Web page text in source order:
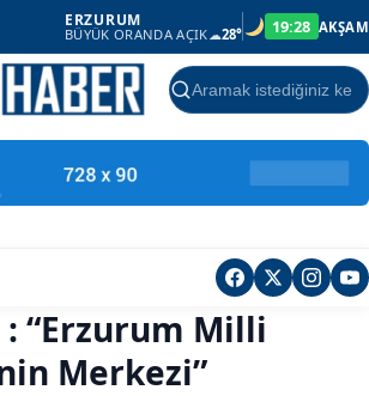
ERZURUM
BÜYÜK ORANDA AÇIK ☁28° 19:28 AKŞAM
Ara
“Erzurum Milli
Merkezi”